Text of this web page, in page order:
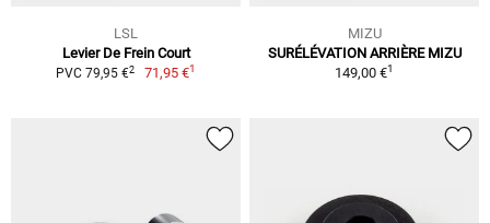
LSL
Levier De Frein Court
PVC 79,95 €2 71,95 €1
MIZU
SURÉLÉVATION ARRIÈRE MIZU
149,00 €1